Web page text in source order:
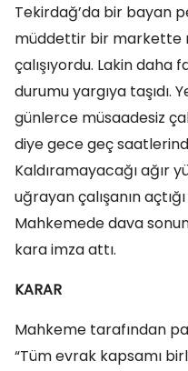
Tekirdağ’da bir bayan
müddettir bir markette
çalışıyordu. Lakin daha
durumu yargıya taşıdı.
günlerce müsaadesiz
diye gece geç
Kaldıramayacağı ağır
uğrayan çalışanın
Mahkemede dava
kara imza attı.
KARAR
Mahkeme tarafından
“Tüm evrak kapsamı